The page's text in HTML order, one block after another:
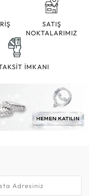
SATIŞ
NOKTALARIMIZ
İMKANI